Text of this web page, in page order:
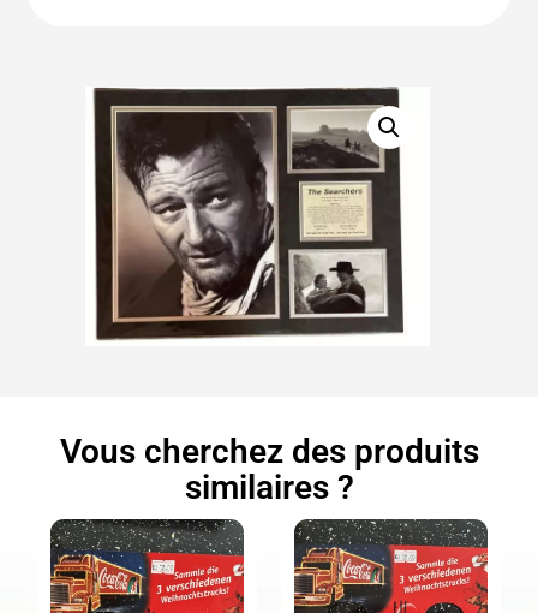
Vous cherchez des produits
similaires ?